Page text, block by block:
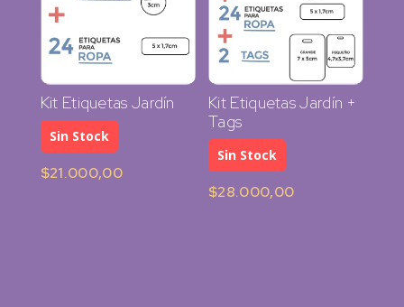
Kit Etiquetas Jardín
Sin Stock
$21.000,00
Kit Etiquetas Jardín +
Tags
Sin Stock
$28.000,00